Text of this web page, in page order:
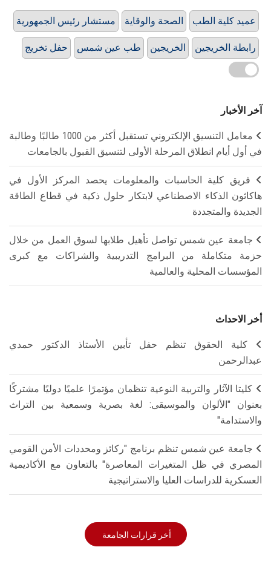
مستشار رئيس الجمهورية الصحة والوقاية عميد كلية الطب
حفل تخريج طب عين شمس الخريجين رابطة الخريجين
آخر الأخبار
معامل التنسيق الإلكتروني تستقبل أكثر من 1000 طالبًا وطالبة
في أول أيام انطلاق المرحلة الأولى لتنسيق القبول بالجامعات
فريق كلية الحاسبات والمعلومات يحصد المركز الأول في
هاكاثون الذكاء الاصطناعي لابتكار حلول ذكية في قطاع الطاقة
الجديدة والمتجددة
جامعة عين شمس تواصل تأهيل طلابها لسوق العمل من خلال
حزمة متكاملة من البرامج التدريبية والشراكات مع كبرى
المؤسسات المحلية والعالمية
أخر الاحداث
كلية الحقوق تنظم حفل تأبين الأستاذ الدكتور حمدي
عبدالرحمن
كليتا الآثار والتربية النوعية تنظمان مؤتمرًا علميًا دوليًا مشتركًا
بعنوان "الألوان والموسيقى: لغة بصرية وسمعية بين التراث
والاستدامة"
جامعة عين شمس تنظم برنامج "ركائز ومحددات الأمن القومي
المصري في ظل المتغيرات المعاصرة" بالتعاون مع الأكاديمية
العسكرية للدراسات العليا والاستراتيجية
أخر قرارات الجامعة